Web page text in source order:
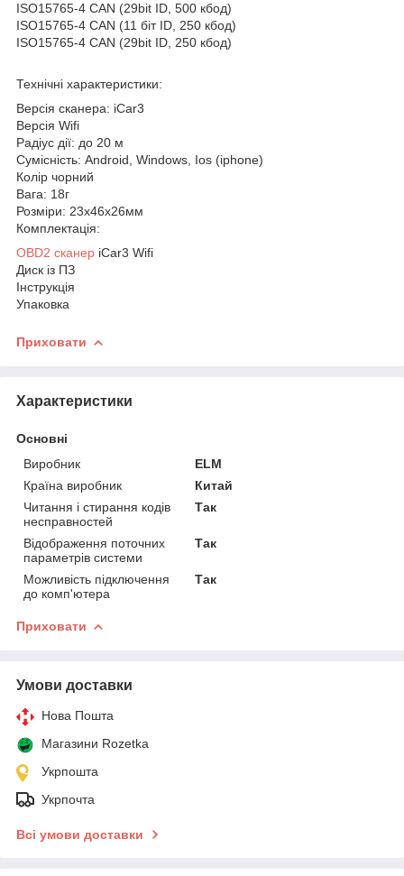
ISO15765-4 CAN (29bit ID, 500 кбод)
ISO15765-4 CAN (11 біт ID, 250 кбод)
ISO15765-4 CAN (29bit ID, 250 кбод)
Технічні характеристики:
Версія сканера: iCar3
Версія Wifi
Радіус дії: до 20 м
Сумісність: Android, Windows, Ios (iphone)
Колір чорний
Вага: 18г
Розміри: 23х46х26мм
Комплектація:
OBD2 сканер iCar3 Wifi
Диск із ПЗ
Інструкція
Упаковка
Приховати
Характеристики
Основні
Виробник
ELM
Країна виробник
Китай
Читання і стирання кодів
несправностей
Так
Відображення поточних
параметрів системи
Так
Можливість підключення
до комп'ютера
Так
Приховати
Умови доставки
Нова Пошта
Магазини Rozetka
Укрпошта
Укрпочта
Всі умови доставки